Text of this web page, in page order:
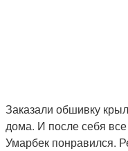
Заказали обшивку
дома. И после себя
Умарбек понравился.